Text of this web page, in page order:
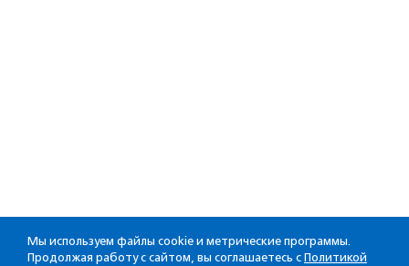
Мы используем файлы cookie и метрические программы.
Продолжая работу с сайтом, вы соглашаетесь с Политикой